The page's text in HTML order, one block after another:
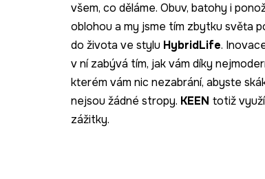
všem, co děláme. Obuv, batohy i
oblohou a my jsme tím zbytku světa
do života ve stylu HybridLife.
v ní zabývá tím, jak vám díky
kterém vám nic nezabrání, abyste
nejsou žádné stropy. KEEN totiž
zážitky.